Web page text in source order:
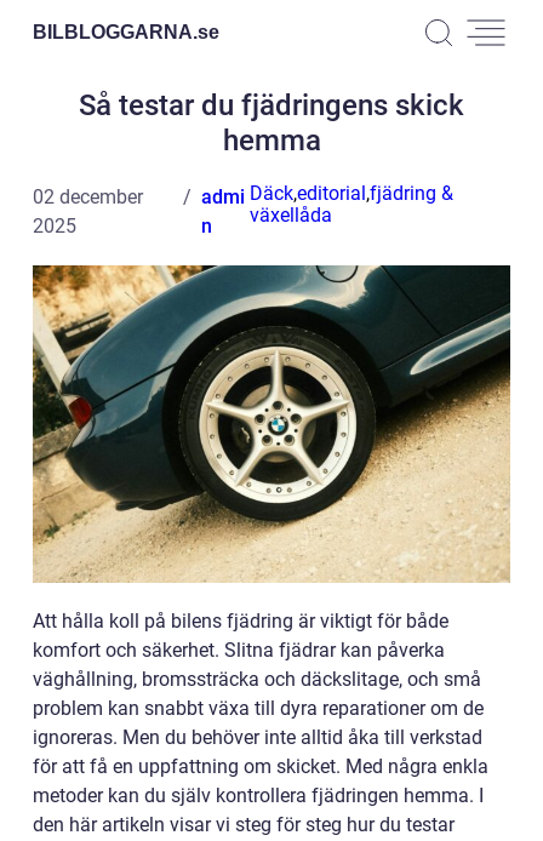
BILBLOGGARNA.se
Så testar du fjädringens skick
hemma
02 december
2025
admi
n
Däck,editorial,fjädring &
växellåda
Att hålla koll på bilens fjädring är viktigt för både
komfort och säkerhet. Slitna fjädrar kan påverka
väghållning, bromssträcka och däckslitage, och små
problem kan snabbt växa till dyra reparationer om de
ignoreras. Men du behöver inte alltid åka till verkstad
för att få en uppfattning om skicket. Med några enkla
metoder kan du själv kontrollera fjädringen hemma. I
den här artikeln visar vi steg för steg hur du testar